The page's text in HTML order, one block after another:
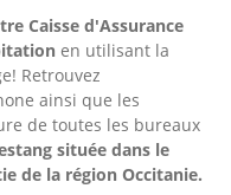
Caisse d'Assurance
en utilisant la
Retrouvez
ainsi que les
de toutes les bureaux
située dans le
de la région Occitanie.